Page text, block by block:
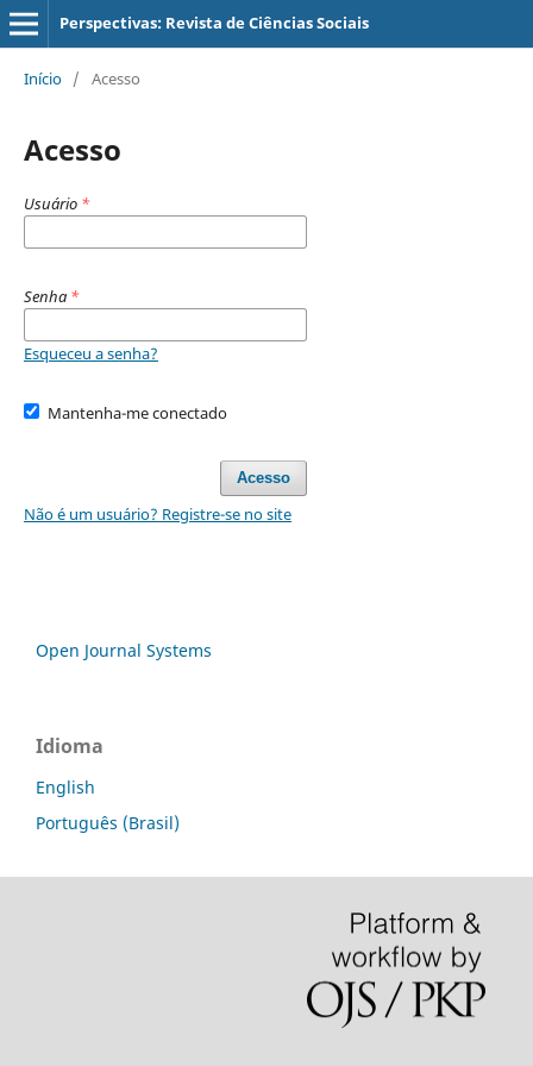
Perspectivas: Revista de Ciências Sociais
Início / Acesso
Acesso
Usuário *
Senha *
Esqueceu a senha?
Mantenha-me conectado
Acesso
Não é um usuário? Registre-se no site
Open Journal Systems
Idioma
English
Português (Brasil)